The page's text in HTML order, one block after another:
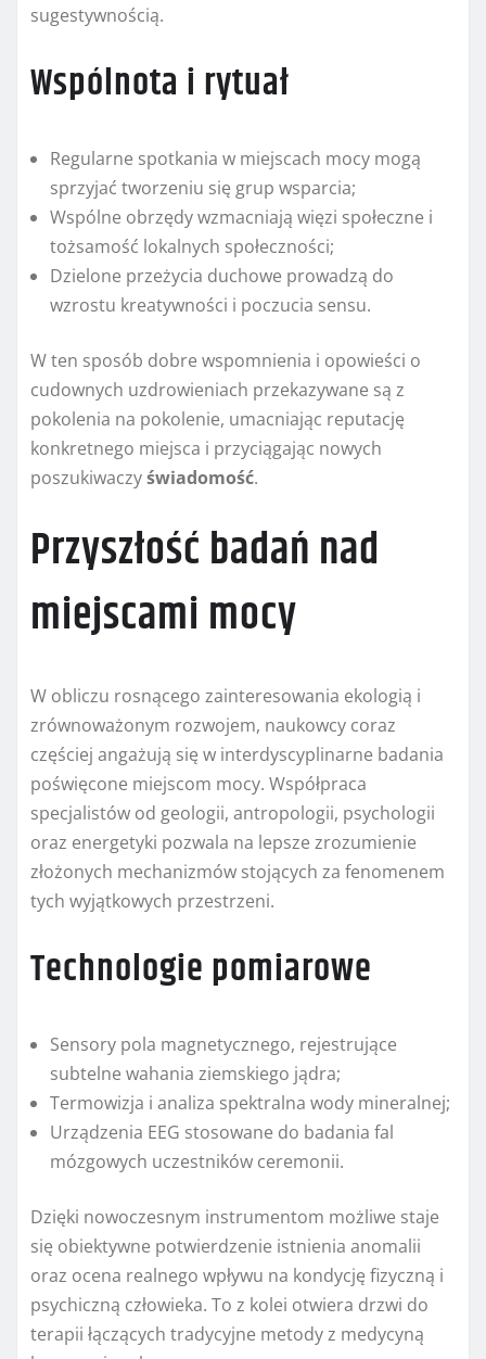
sugestywnością.
Wspólnota i rytuał
Regularne spotkania w miejscach mocy mogą
sprzyjać tworzeniu się grup wsparcia;
Wspólne obrzędy wzmacniają więzi społeczne i
tożsamość lokalnych społeczności;
Dzielone przeżycia duchowe prowadzą do
wzrostu kreatywności i poczucia sensu.
W ten sposób dobre wspomnienia i opowieści o
cudownych uzdrowieniach przekazywane są z
pokolenia na pokolenie, umacniając reputację
konkretnego miejsca i przyciągając nowych
poszukiwaczyświadomość.
Przyszłość badań nad
miejscami mocy
W obliczu rosnącego zainteresowania ekologią i
zrównoważonym rozwojem, naukowcy coraz
częściej angażują się w interdyscyplinarne badania
poświęcone miejscom mocy. Współpraca
specjalistów od geologii, antropologii, psychologii
oraz energetyki pozwala na lepsze zrozumienie
złożonych mechanizmów stojących za fenomenem
tych wyjątkowych przestrzeni.
Technologie pomiarowe
Sensory pola magnetycznego, rejestrujące
subtelne wahania ziemskiego jądra;
Termowizja i analiza spektralna wody mineralnej;
Urządzenia EEG stosowane do badania fal
mózgowych uczestników ceremonii.
Dzięki nowoczesnym instrumentom możliwe staje
się obiektywne potwierdzenie istnienia anomalii
oraz ocena realnego wpływu na kondycję fizyczną i
psychiczną człowieka. To z kolei otwiera drzwi do
terapii łączących tradycyjne metody z medycyną